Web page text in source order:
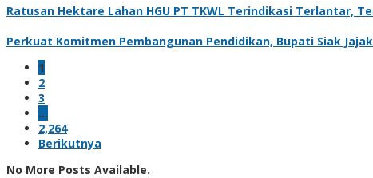
Ratusan Hektare Lahan HGU PT TKWL Terindikasi Terlantar,
Perkuat Komitmen Pembangunan Pendidikan, Bupati Siak
1
2
3
…
2,264
Berikutnya
No More Posts Available.